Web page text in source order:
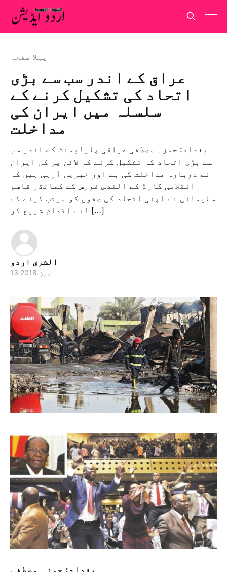
پہلا صفحہ
عراق کے اندر سب سے بڑی
اتحاد کی تشکیل کرنے کے
سلسلہ میں ایران کی
مداخلت
بغداد: حمزہ مصطفی عراقی پارلیمنٹ کے اندر سب
سے بڑی اتحاد کی تشکیل کرنے کی لائن پر کل ایران
نے دوبارہ مداخلت کی ہے اور خبریں آرہی ہیں کہ
انقلابی گارڈ کے القدس فورس کے کمانڈر قاسم
سلیمانی نے اپنی اتحاد کی صفوں کو مرتب کرنے کے
لئے اقدام شروع کر […]
الشرق اردو
13 جون 2018